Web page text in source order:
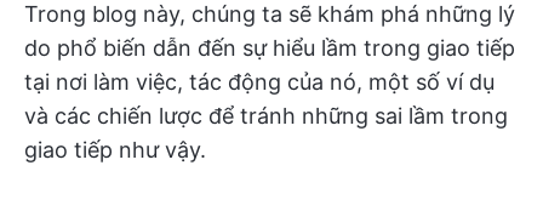
Trong blog này, chúng ta sẽ khám phá những lý
do phổ biến dẫn đến sự hiểu lầm trong giao tiếp
tại nơi làm việc, tác động của nó, một số ví dụ
và các chiến lược để tránh những sai lầm trong
giao tiếp như vậy.